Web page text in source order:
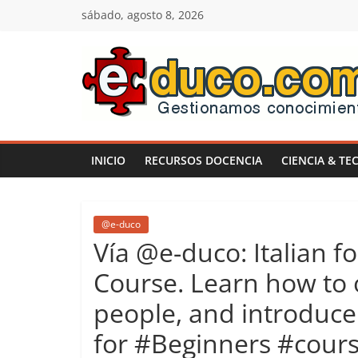
sábado, agosto 8, 2026
E-
duco:
Gestión
del
Conocimiento
Learn
more.
Do
INICIO RECURSOS DOCENCIA CIENCIA &
@e-duco
Vía @e-duco: Italian
Course. Learn how
people, and
for #Beginners